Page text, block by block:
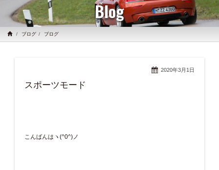
Blog
ブログ ブログ
2020年3月1日
スポーツモード
こんばんはヽ(^0^)ノ